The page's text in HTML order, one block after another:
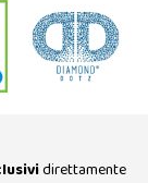
direttamente